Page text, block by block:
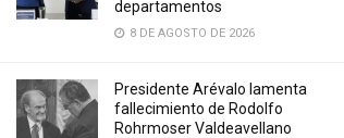
departamentos
8 DE AGOSTO DE 2026
Presidente Arévalo lamenta
fallecimiento de Rodolfo
Rohrmoser Valdeavellano